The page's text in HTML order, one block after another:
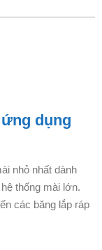
dụng
nhỏ nhất dành
thống mài lớn.
các băng lắp ráp